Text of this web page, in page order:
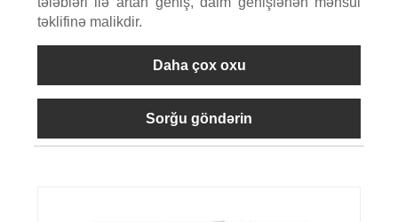
təklifinə malikdir.
Daha çox oxu
Sorğu göndərin